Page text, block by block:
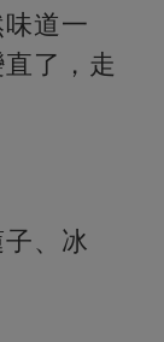
道一
了，走
、冰